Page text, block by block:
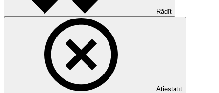
Rādīt
Atiestatīt